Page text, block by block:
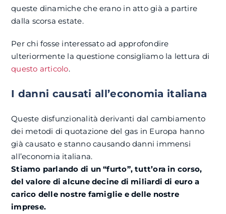
queste dinamiche che erano in atto già a partire
dalla scorsa estate.
Per chi fosse interessato ad approfondire
ulteriormente la questione consigliamo la lettura di
questo articolo.
I danni causati all’economia italiana
Queste disfunzionalità derivanti dal cambiamento
dei metodi di quotazione del gas in Europa hanno
già causato e stanno causando danni immensi
all’economia italiana.
Stiamo parlando di un “furto”, tutt’ora in corso,
del valore di alcune decine di miliardi di euro a
carico delle nostre famiglie e delle nostre
imprese.